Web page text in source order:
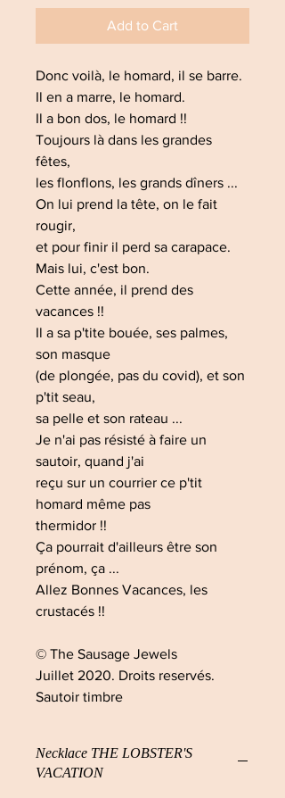
Add to Cart
Donc voilà, le homard, il se barre.
Il en a marre, le homard.
Il a bon dos, le homard !!
Toujours là dans les grandes
fêtes,
les flonflons, les grands dîners ...
On lui prend la tête, on le fait
rougir,
et pour finir il perd sa carapace.
Mais lui, c'est bon.
Cette année, il prend des
vacances !!
Il a sa p'tite bouée, ses palmes,
son masque
(de plongée, pas du covid), et son
p'tit seau,
sa pelle et son rateau ...
Je n'ai pas résisté à faire un
sautoir, quand j'ai
reçu sur un courrier ce p'tit
homard même pas
thermidor !!
Ça pourrait d'ailleurs être son
prénom, ça ...
Allez Bonnes Vacances, les
crustacés !!
© The Sausage Jewels
Juillet 2020. Droits reservés.
Sautoir timbre
Necklace THE LOBSTER'S
VACATION